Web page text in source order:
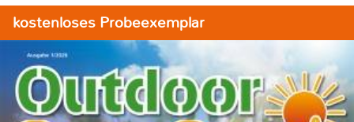
kostenloses Probeexemplar